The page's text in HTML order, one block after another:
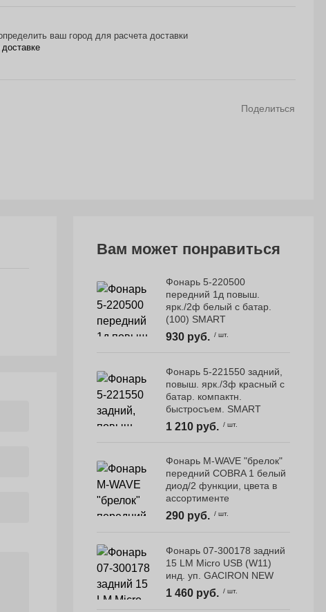
ваш город для расчета доставки
Поделиться
Вам может понравиться
Фонарь 5-220500
передний 1д повыш.
ярк./2ф белый с батар.
(100) SMART
930 руб. / шт.
Фонарь 5-221550 задний,
повыш. ярк./3ф красный с
батар. компактн.
быстросъем. SMART
1 210 руб. / шт.
Фонарь M-WAVE "брелок"
передний COBRA 1 белый
диод/2 функции, цвета в
ассортименте
290 руб. / шт.
Фонарь 07-300178 задний
15 LM Micro USB (W11)
инд. уп. GACIRON NEW
1 460 руб. / шт.